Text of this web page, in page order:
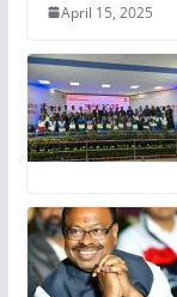
April 15, 2025